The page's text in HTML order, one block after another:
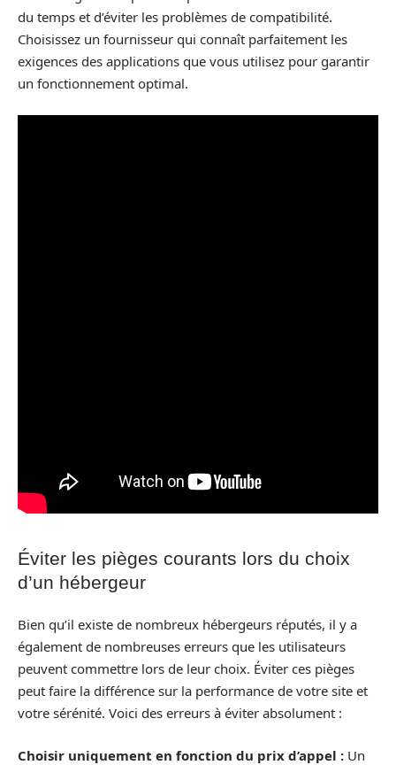
du temps et d’éviter les problèmes de compatibilité.
Choisissez un fournisseur qui connaît parfaitement les
exigences des applications que vous utilisez pour garantir
un fonctionnement optimal.
Éviter les pièges courants lors du choix
d’un hébergeur
Bien qu’il existe de nombreux hébergeurs réputés, il y a
également de nombreuses erreurs que les utilisateurs
peuvent commettre lors de leur choix. Éviter ces pièges
peut faire la différence sur la performance de votre site et
votre sérénité. Voici des erreurs à éviter absolument :
Choisir uniquement en fonction du prix d’appel : Un